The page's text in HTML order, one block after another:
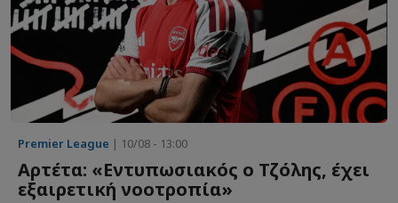
Premier League | 10/08 - 13:00
Αρτέτα: «Εντυπωσιακός ο Τζόλης, έχει
εξαιρετική νοοτροπία»